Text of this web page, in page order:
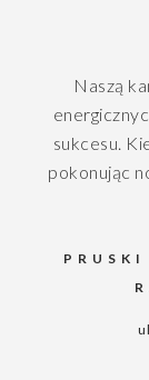
Naszą
sukcesu.
pokonując